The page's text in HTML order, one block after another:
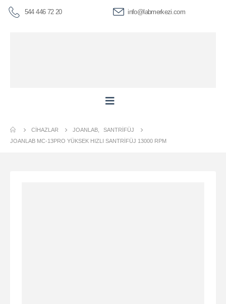
544 446 72 20 info@labmerkezi.com
CIHAZLAR JOANLAB
SANTRIFÜJ
JOANLAB MC-13PRO YÜKSEK HIZLI SANTRIFÜJ 13000 RPM